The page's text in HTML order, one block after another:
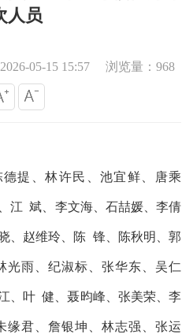
人员
05-15 15:57 浏览量：968
德提、林许民、池宜鲜、唐乘
江 斌、李文海、石喆媛、李倩
、赵维玲、陈 锋、陈秋明、郭
光雨、纪淑标、张华东、吴仁
、叶 健、聂昀峰、张美荣、李
缘君、詹银坤、林志强、张运